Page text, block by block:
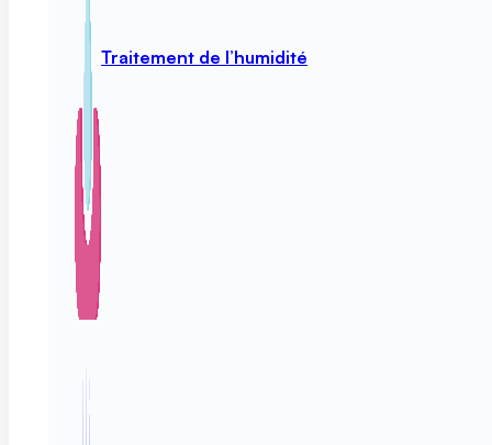
Traitement de l’humidité